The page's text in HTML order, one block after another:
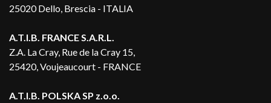
25020 Dello, Brescia - ITALIA
A.T.I.B. FRANCE S.A.R.L.
Z.A. La Cray, Rue de la Cray 15,
25420, Voujeaucourt - FRANCE
A.T.I.B. POLSKA SP z.o.o.